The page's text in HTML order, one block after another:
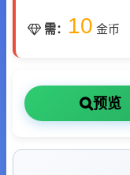
需： 10 金币
预览